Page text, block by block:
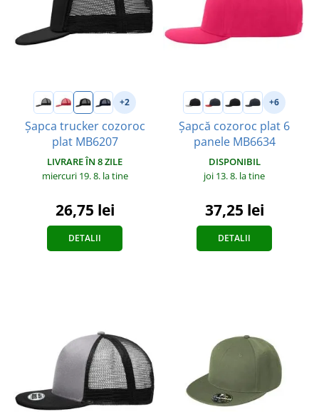
+2
Șapca trucker cozoroc
plat MB6207
LIVRARE ÎN 8 ZILE
miercuri 19. 8. la tine
26,75 lei
DETALII
+6
Șapcă cozoroc plat 6
panele MB6634
DISPONIBIL
joi 13. 8. la tine
37,25 lei
DETALII